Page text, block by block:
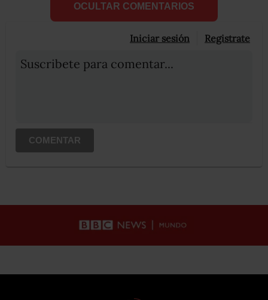
OCULTAR COMENTARIOS
Iniciar sesión Registrate
Suscribete para comentar...
COMENTAR